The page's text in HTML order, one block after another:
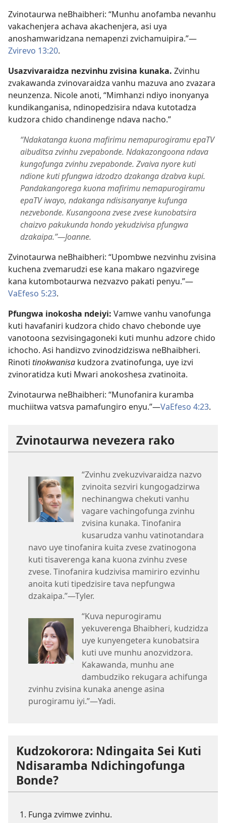
Zvinotaurwa neBhaibheri: “Munhu anofamba nevanhu
vakachenjera achava akachenjera, asi uya
anoshamwaridzana nemapenzi zvichamuipira.”—
Zvirevo 13:20.
Usazvivaraidza nezvinhu zvisina kunaka. Zvinhu
zvakawanda zvinovaraidza vanhu mazuva ano zvazara
neunzenza. Nicole anoti, “Mimhanzi ndiyo inonyanya
kundikanganisa, ndinopedzisira ndava kutotadza
kudzora chido chandinenge ndava nacho.”
“Ndakatanga kuona mafirimu nemapurogiramu epaTV
aibuditsa zvinhu zvepabonde. Ndakazongoona ndava
kungofunga zvinhu zvepabonde. Zvaiva nyore kuti
ndione kuti pfungwa idzodzo dzakanga dzabva kupi.
Pandakangorega kuona mafirimu nemapurogiramu
epaTV iwayo, ndakanga ndisisanyanye kufunga
nezvebonde. Kusangoona zvese zvese kunobatsira
chaizvo pakukunda hondo yekudzivisa pfungwa
dzakaipa.”—Joanne.
Zvinotaurwa neBhaibheri: “Upombwe nezvinhu zvisina
kuchena zvemarudzi ese kana makaro ngazvirege
kana kutombotaurwa nezvazvo pakati penyu.”—
VaEfeso 5:23.
Pfungwa inokosha ndeiyi: Vamwe vanhu vanofunga
kuti havafaniri kudzora chido chavo chebonde uye
vanotoona sezvisingagoneki kuti munhu adzore chido
ichocho. Asi handizvo zvinodzidziswa neBhaibheri.
Rinoti tinokwanisa kudzora zvatinofunga, uye izvi
zvinoratidza kuti Mwari anokoshesa zvatinoita.
Zvinotaurwa neBhaibheri: “Munofanira kuramba
muchiitwa vatsva pamafungiro enyu.”—VaEfeso 4:23.
Zvinotaurwa nevezera rako
“Zvinhu zvekuzvivaraidza nazvo
zvinoita sezviri kungogadzirwa
nechinangwa chekuti vanhu
vagare vachingofunga zvinhu
zvisina kunaka. Tinofanira
kusarudza vanhu vatinotandara
navo uye tinofanira kuita zvese zvatinogona
kuti tisaverenga kana kuona zvinhu zvese
zvese. Tinofanira kudzivisa mamiriro ezvinhu
anoita kuti tipedzisire tava nepfungwa
dzakaipa.”—Tyler.
“Kuva nepurogiramu
yekuverenga Bhaibheri, kudzidza
uye kunyengetera kunobatsira
kuti uve munhu anozvidzora.
Kakawanda, munhu ane
dambudziko rekugara achifunga
zvinhu zvisina kunaka anenge asina
purogiramu iyi.”—Yadi.
Kudzokorora: Ndingaita Sei Kuti
Ndisaramba Ndichingofunga
Bonde?
Funga zvimwe zvinhu.